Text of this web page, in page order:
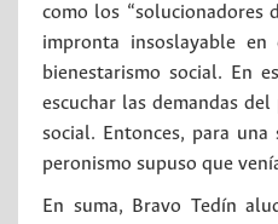
como los “solucionadores
impronta insoslayable
bienestarismo social. En
escuchar las demandas
social. Entonces, para
peronismo supuso que
En suma, Bravo Tedín